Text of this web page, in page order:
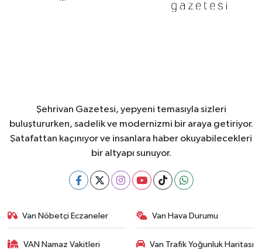
Şehrivan Gazetesi, yepyeni temasıyla sizleri
buluştururken, sadelik ve modernizmi bir araya getiriyor.
Şatafattan kaçınıyor ve insanlara haber okuyabilecekleri
bir altyapı sunuyor.
Van Nöbetçi Eczaneler Van Hava Durumu
VAN Namaz Vakitleri Van Trafik Yoğunluk Haritası